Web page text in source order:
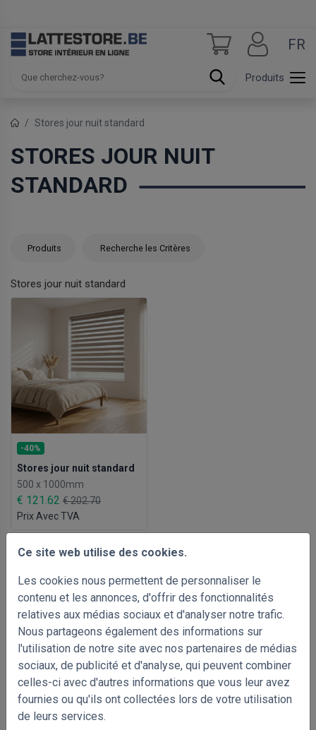
Ce site web utilise des cookies.
Les cookies nous permettent de personnaliser le
contenu et les annonces, d'offrir des fonctionnalités
relatives aux médias sociaux et d'analyser notre trafic.
Nous partageons également des informations sur
l'utilisation de notre site avec nos partenaires de médias
sociaux, de publicité et d'analyse, qui peuvent combiner
celles-ci avec d'autres informations que vous leur avez
fournies ou qu'ils ont collectées lors de votre utilisation
de leurs services.
Produits
FR
Stores jour nuit standard
STORES JOUR NUIT
STANDARD
Produits Recherche les Critères
Stores jour nuit standard
-40%
Stores jour nuit standard
500 x 1000mm
€ 121.62 € 202.70
Prix Avec TVA